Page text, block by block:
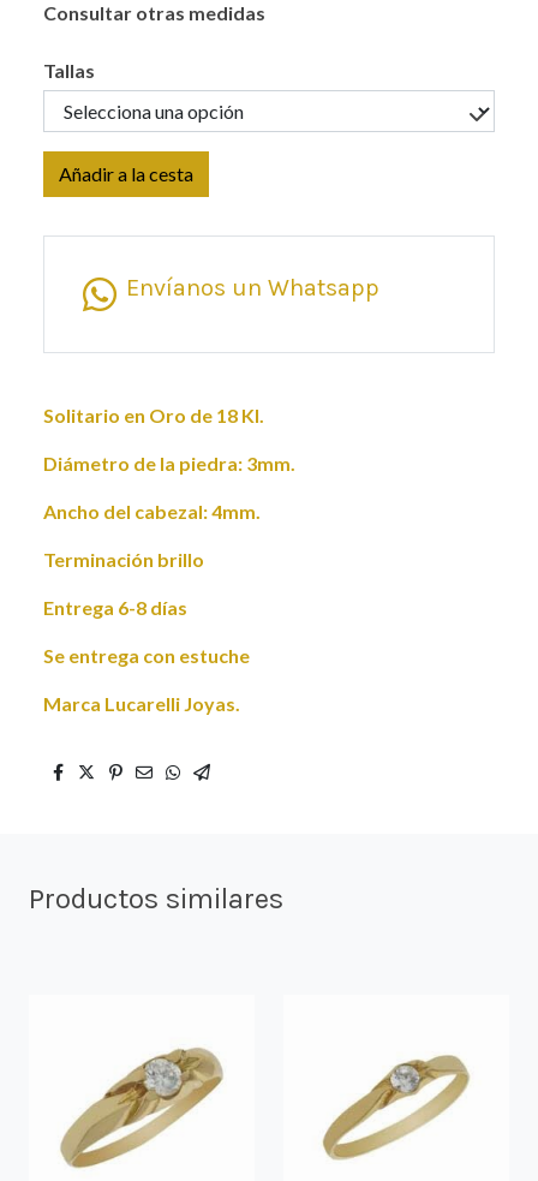
Consultar otras medidas
Tallas
Añadir a la cesta
Envíanos un Whatsapp
Solitario en Oro de 18 Kl.
Diámetro de la piedra: 3mm.
Ancho del cabezal: 4mm.
Terminación brillo
Entrega 6-8 días
Se entrega con estuche
Marca Lucarelli Joyas.
Productos similares